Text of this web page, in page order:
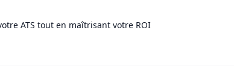
ATS tout en maîtrisant votre ROI